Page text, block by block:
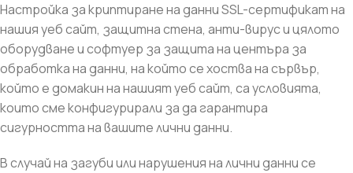
Настройка за криптиране на данни SSL-сертификат на
нашия уеб сайт, защитна стена, анти-вирус и цялото
оборудване и софтуер за защита на центъра за
обработка на данни, на който се хоства на сървър,
който е домакин на нашият уеб сайт, са условията,
които сме конфигурирали за да гарантира
сигурността на вашите лични данни.
В случай на загуби или нарушения на лични данни се